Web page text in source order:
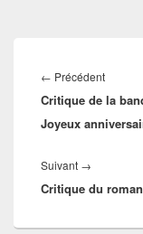
de
l’article
← PrécédentArticle
Critique de la
Joyeux
Suivant →
suivant :
Critique du